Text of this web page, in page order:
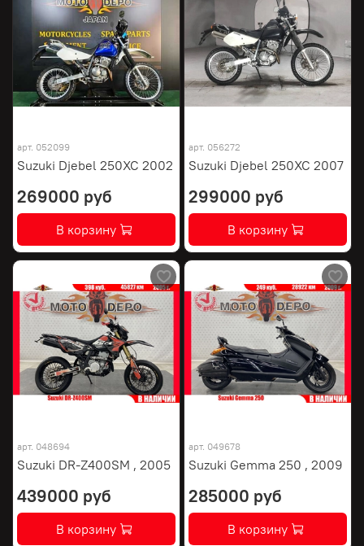
арт. 052099
Suzuki Djebel 250XC 2002
269000 руб
В корзину
арт. 056272
Suzuki Djebel 250XC 2007
299000 руб
В корзину
арт. 048694
Suzuki DR-Z400SM , 2005
439000 руб
В корзину
арт. 049678
Suzuki Gemma 250 , 2009
285000 руб
В корзину